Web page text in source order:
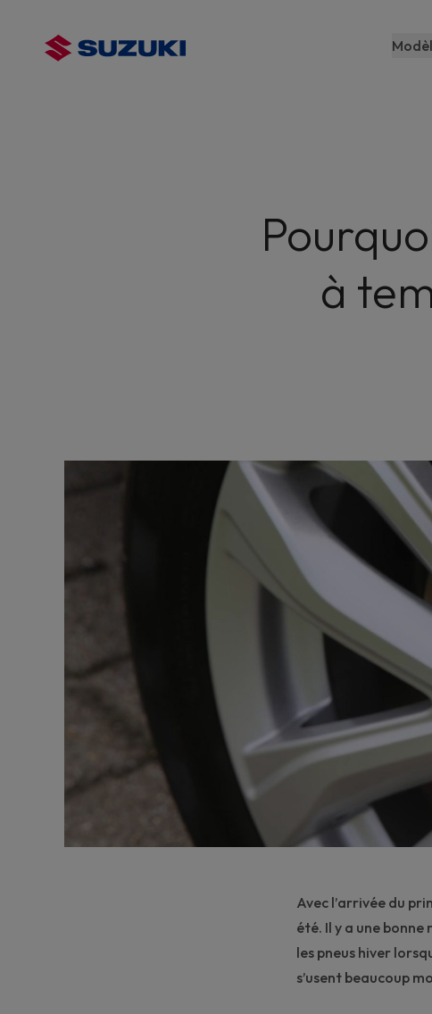
principal
à
Avec l’arrivée du
été. Il y a une bonne
les pneus hiver
s’usent beaucoup